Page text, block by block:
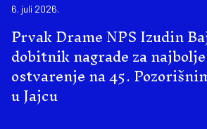
6. juli 2026.
Prvak Drame NPS Izudin
dobitnik nagrade za
ostvarenje na 45.
u Jajcu